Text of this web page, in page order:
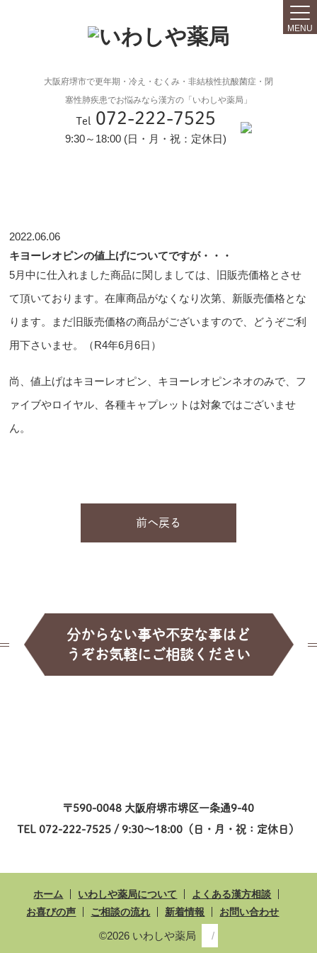
大阪府堺市で更年期・冷え・むくみ・非結核性抗酸菌症・閉
塞性肺疾患でお悩みなら漢方の「いわしや薬局」
Tel 072-222-7525
9:30～18:00 (日・月・祝：定休日)
MENU
2022.06.06
キヨーレオピンの値上げについてですが・・・
5月中に仕入れました商品に関しましては、旧販売価格とさせ
て頂いております。在庫商品がなくなり次第、新販売価格とな
ります。まだ旧販売価格の商品がございますので、どうぞご利
用下さいませ。（R4年6月6日）
尚、値上げはキヨーレオピン、キヨーレオピンネオのみで、フ
ァイブやロイヤル、各種キャプレットは対象ではございませ
ん。
前へ戻る
分からない事や不安な事はど
うぞお気軽にご相談ください
〒590-0048 大阪府堺市堺区一条通9-40
TEL 072-222-7525 / 9:30～18:00（日・月・祝：定休日）
ホーム いわしや薬局について
よくある漢方相談
お喜びの声
ご相談の流れ 新着情報 お問い合わせ
©2026 いわしや薬局